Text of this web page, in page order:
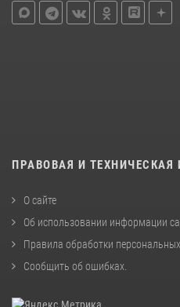
ПРАВОВАЯ И
О сайте
Об использовании информации
Правила обработки
Сообщить об ошибках